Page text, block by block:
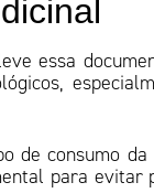
essa
de consumo da
para evitar